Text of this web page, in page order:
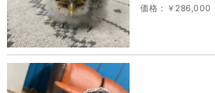
価格：￥286,000